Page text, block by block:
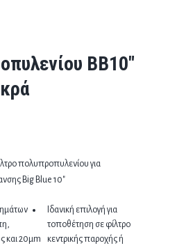
BB10″
πολυπροπυλενίου για
Big Blue 10″
και 20μm
Ιδανική επιλογή για
τοποθέτηση σε φίλτρο
κεντρικής παροχής ή